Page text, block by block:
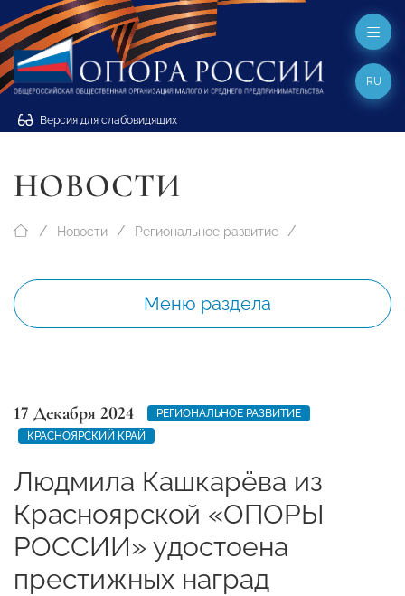
Версия для слабовидящих
RU
НОВОСТИ
Новости Региональное развитие
Меню раздела
17 Декабря 2024
РЕГИОНАЛЬНОЕ РАЗВИТИЕ
КРАСНОЯРСКИЙ КРАЙ
Людмила Кашкарёва из
Красноярской «ОПОРЫ
РОССИИ» удостоена
престижных наград